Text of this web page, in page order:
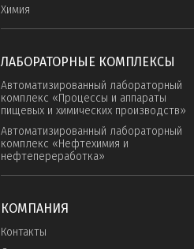
Химия
ЛАБОРАТОРНЫЕ КОМПЛЕКСЫ
Автоматизированный лабораторный
комплекс «Процессы и аппараты
пищевых и химических производств»
Автоматизированный лабораторный
комплекс «Нефтехимия и
нефтепереработка»
КОМПАНИЯ
Контакты